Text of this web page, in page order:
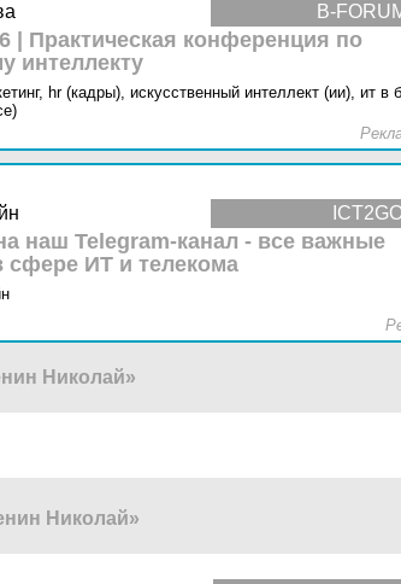
B-
Практическая конференция по
интеллекту
hr (кадры), искусственный интеллект (ии), ит в
наш Telegram-канал - все важные
сфере ИТ и телекома
Николай»
Николай»